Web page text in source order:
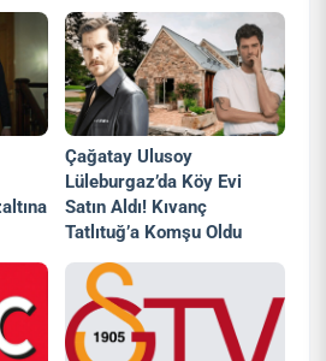
Çağatay Ulusoy
Lüleburgaz’da Köy Evi
Satın Aldı! Kıvanç
Tatlıtuğ’a Komşu Oldu